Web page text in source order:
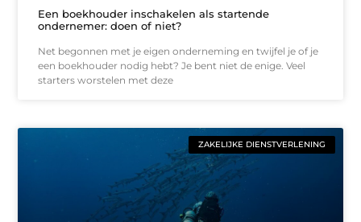
Een boekhouder inschakelen als startende
ondernemer: doen of niet?
Net begonnen met je eigen onderneming en twijfel je of je
een boekhouder nodig hebt? Je bent niet de enige. Veel
starters worstelen met deze
ZAKELIJKE DIENSTVERLENING